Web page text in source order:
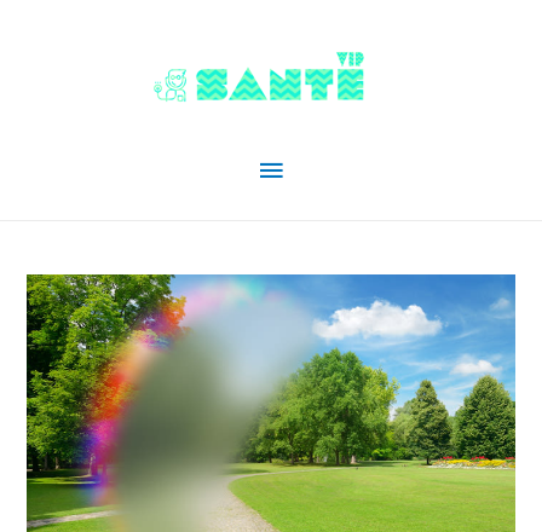
Menu